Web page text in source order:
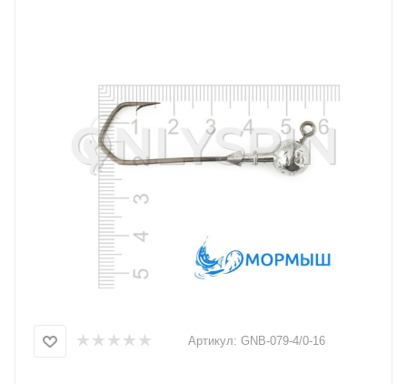
Артикул: GNB-079-4/0-16